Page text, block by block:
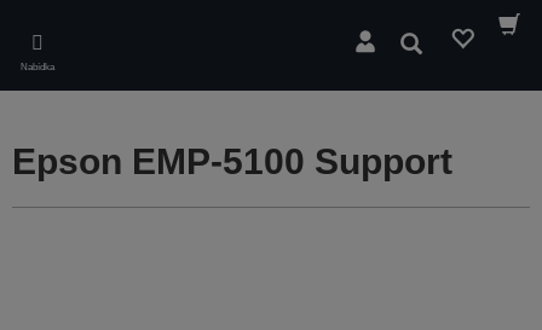
main
content
Nabídka
Hledat
Epson EMP-5100 Support